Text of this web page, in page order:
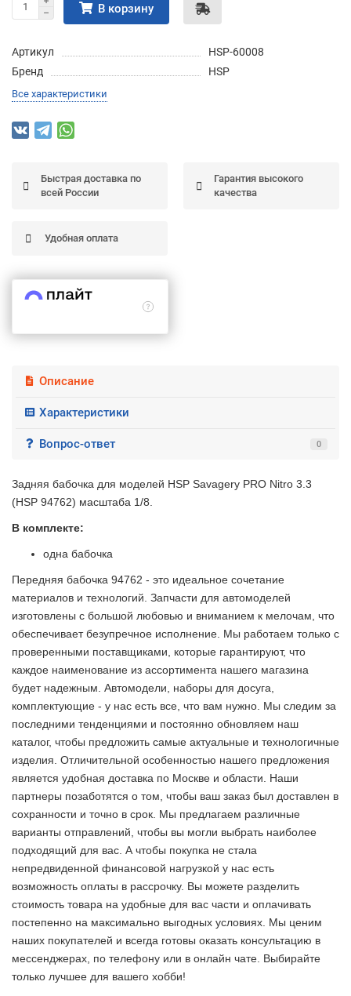
В корзину
Артикул
HSP-60008
Бренд
HSP
Все характеристики
Быстрая доставка по
всей России
Гарантия высокого
качества
Удобная оплата
Описание
Характеристики
Вопрос-ответ 0
Задняя бабочка для моделей HSP Savagery PRO Nitro 3.3
(HSP 94762) масштаба 1/8.
В комплекте:
одна бабочка
Передняя бабочка 94762 - это идеальное сочетание
материалов и технологий. Запчасти для автомоделей
изготовлены с большой любовью и вниманием к мелочам, что
обеспечивает безупречное исполнение. Мы работаем только с
проверенными поставщиками, которые гарантируют, что
каждое наименование из ассортимента нашего магазина
будет надежным. Автомодели, наборы для досуга,
комплектующие - у нас есть все, что вам нужно. Мы следим за
последними тенденциями и постоянно обновляем наш
каталог, чтобы предложить самые актуальные и технологичные
изделия. Отличительной особенностью нашего предложения
является удобная доставка по Москве и области. Наши
партнеры позаботятся о том, чтобы ваш заказ был доставлен в
сохранности и точно в срок. Мы предлагаем различные
варианты отправлений, чтобы вы могли выбрать наиболее
подходящий для вас. А чтобы покупка не стала
непредвиденной финансовой нагрузкой у нас есть
возможность оплаты в рассрочку. Вы можете разделить
стоимость товара на удобные для вас части и оплачивать
постепенно на максимально выгодных условиях. Мы ценим
наших покупателей и всегда готовы оказать консультацию в
мессенджерах, по телефону или в онлайн чате. Выбирайте
только лучшее для вашего хобби!
Подробнее
75
6
2 недели
8 (800) 100-05 85